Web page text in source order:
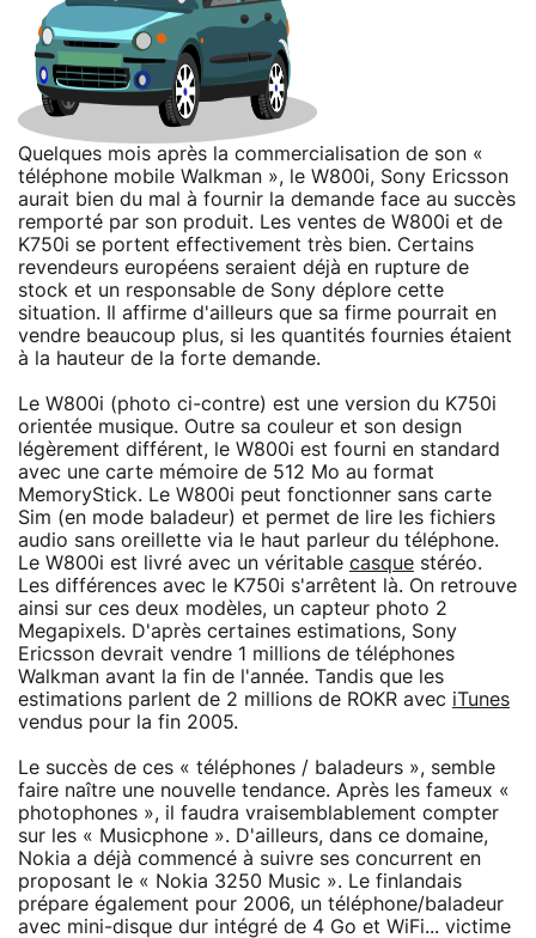
Quelques mois après la commercialisation de son «
téléphone mobile Walkman », le W800i, Sony Ericsson
aurait bien du mal à fournir la demande face au succès
remporté par son produit. Les ventes de W800i et de
K750i se portent effectivement très bien. Certains
revendeurs européens seraient déjà en rupture de
stock et un responsable de Sony déplore cette
situation. Il affirme d'ailleurs que sa firme pourrait en
vendre beaucoup plus, si les quantités fournies étaient
à la hauteur de la forte demande.
Le W800i (photo ci-contre) est une version du K750i
orientée musique. Outre sa couleur et son design
légèrement différent, le W800i est fourni en standard
avec une carte mémoire de 512 Mo au format
MemoryStick. Le W800i peut fonctionner sans carte
Sim (en mode baladeur) et permet de lire les fichiers
audio sans oreillette via le haut parleur du téléphone.
Le W800i est livré avec un véritable casque stéréo.
Les différences avec le K750i s'arrêtent là. On retrouve
ainsi sur ces deux modèles, un capteur photo 2
Megapixels. D'après certaines estimations, Sony
Ericsson devrait vendre 1 millions de téléphones
Walkman avant la fin de l'année. Tandis que les
estimations parlent de 2 millions de ROKR avec iTunes
vendus pour la fin 2005.
Le succès de ces « téléphones / baladeurs », semble
faire naître une nouvelle tendance. Après les fameux «
photophones », il faudra vraisemblablement compter
sur les « Musicphone ». D'ailleurs, dans ce domaine,
Nokia a déjà commencé à suivre ses concurrent en
proposant le « Nokia 3250 Music ». Le finlandais
prépare également pour 2006, un téléphone/baladeur
avec mini-disque dur intégré de 4 Go et WiFi... victime